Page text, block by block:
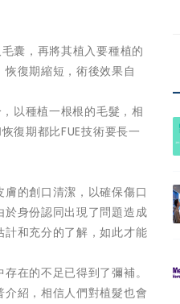
囊，再將其植入要種植的
復期縮短，術後效果自
以種植一根根的毛髮，相
復期都比FUE技術要長一
的創口清潔，以確保傷口
身份認同出現了問題造成
和充分的了解，如此才能
在的不足已得到了彌補。
紹，相信人們對植髮也會